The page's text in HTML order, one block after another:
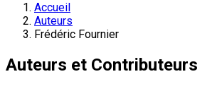
Accueil
Auteurs
Frédéric Fournier
Auteurs et Contributeurs